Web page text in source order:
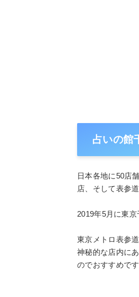
占いの館
日本各地に50店
店、そして表参
2019年5月に東
東京メトロ表参
神秘的な店内に
のでおすすめです